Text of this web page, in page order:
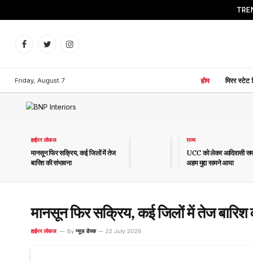
FacebookTwitterInstagram
Friday, August 7 होम मिरर स्टेट
हाईपर लोकल
मानसून फिर सक्रिय, कई जिलों में तेज
बारिश की संभावना
राज्य
UCC को लेकर आदिवासी
अहम मुद्दा सामने आया
मानसून फिर सक्रिय, कई जिलों में तेज बारिश
हाईपर लोकल By न्यूज़ डेस्क 22 July 2026